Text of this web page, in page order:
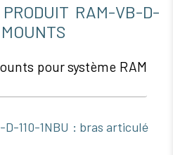
RAM-VB-D-
pour système RAM
D-110-1NBU : bras articulé